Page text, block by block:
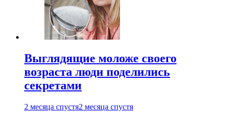
Выглядящие моложе своего
возраста люди поделились
секретами
2 месяца спустя2 месяца спустя